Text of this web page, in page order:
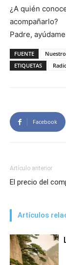
¿A quién
acompañarlo?
Padre,
FUENTE
ETIQUETAS
Facebook
Artículo anterior
El precio del
Artículos